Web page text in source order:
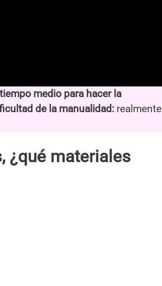
tiempo medio para hacer la
de la manualidad: realmente
¿qué materiales